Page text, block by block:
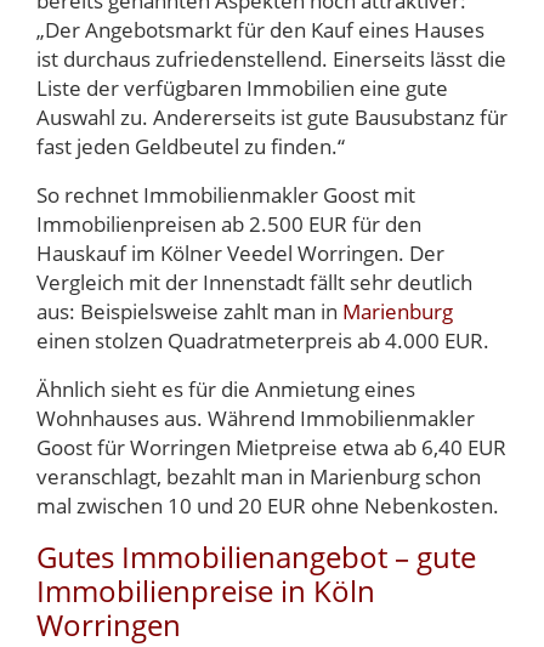
„Der Angebotsmarkt für den Kauf eines Hauses
ist durchaus zufriedenstellend. Einerseits lässt die
Liste der verfügbaren Immobilien eine gute
Auswahl zu. Andererseits ist gute Bausubstanz für
fast jeden Geldbeutel zu finden.“
So rechnet Immobilienmakler Goost mit
Immobilienpreisen ab 2.500 EUR für den
Hauskauf im Kölner Veedel Worringen. Der
Vergleich mit der Innenstadt fällt sehr deutlich
aus: Beispielsweise zahlt man in Marienburg
einen stolzen Quadratmeterpreis ab 4.000 EUR.
Ähnlich sieht es für die Anmietung eines
Wohnhauses aus. Während Immobilienmakler
Goost für Worringen Mietpreise etwa ab 6,40 EUR
veranschlagt, bezahlt man in Marienburg schon
mal zwischen 10 und 20 EUR ohne Nebenkosten.
Gutes Immobilienangebot – gute
Immobilienpreise in Köln
Worringen